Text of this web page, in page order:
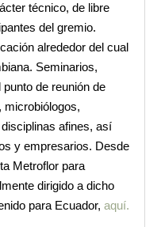
técnico, de libre
del gremio.
alrededor del cual
Seminarios,
de reunión de
microbiólogos,
afines, así
y empresarios. Desde
Metroflor para
dirigido a dicho
para Ecuador, aquí.